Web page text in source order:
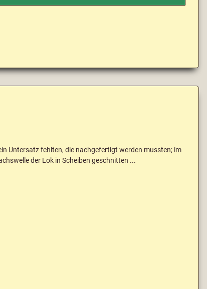
Untersatz fehlten, die nachgefertigt werden mussten; im
der Lok in Scheiben geschnitten ...